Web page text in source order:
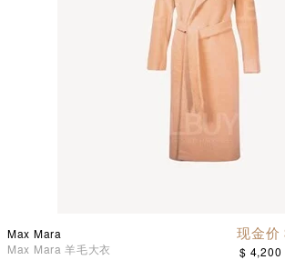
Max Mara
Max Mara 羊毛大衣
现金价
$ 4,200